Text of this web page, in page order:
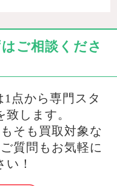
ご相談くださ
点から専門スタ
します。
そも買取対象な
質問もお気軽に
！